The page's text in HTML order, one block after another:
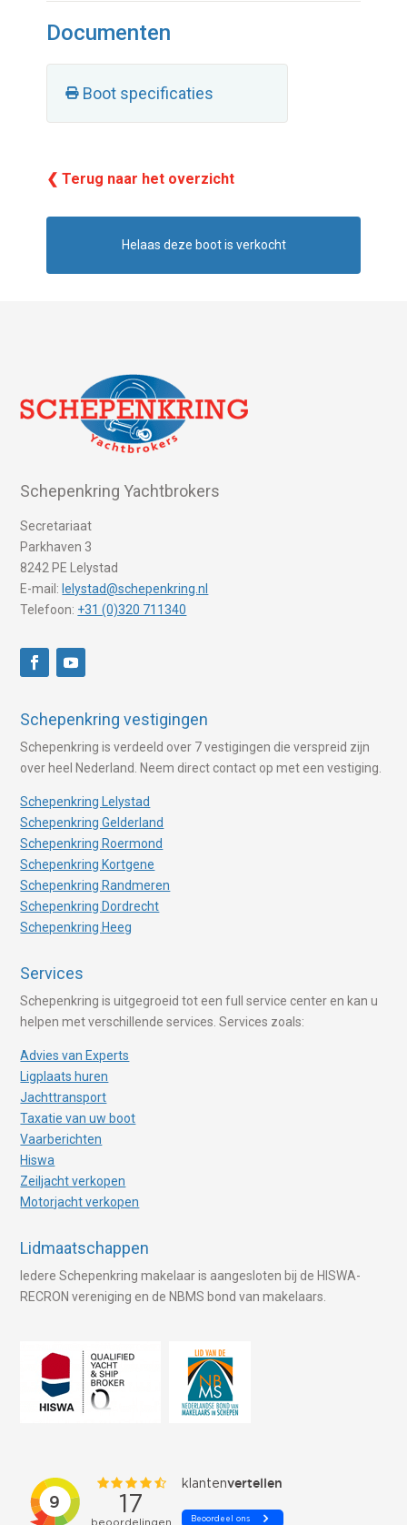
Documenten
Boot specificaties
❮ Terug naar het overzicht
Helaas deze boot is verkocht
Schepenkring Yachtbrokers
Secretariaat
Parkhaven 3
8242 PE Lelystad
E-mail: lelystad@schepenkring.nl
Telefoon: +31 (0)320 711340
Schepenkring vestigingen
Schepenkring is verdeeld over 7 vestigingen die verspreid zijn
over heel Nederland. Neem direct contact op met een vestiging.
Schepenkring Lelystad
Schepenkring Gelderland
Schepenkring Roermond
Schepenkring Kortgene
Schepenkring Randmeren
Schepenkring Dordrecht
Schepenkring Heeg
Services
Schepenkring is uitgegroeid tot een full service center en kan u
helpen met verschillende services. Services zoals:
Advies van Experts
Ligplaats huren
Jachttransport
Taxatie van uw boot
Vaarberichten
Hiswa
Zeiljacht verkopen
Motorjacht verkopen
Lidmaatschappen
Iedere Schepenkring makelaar is aangesloten bij de HISWA-
RECRON vereniging en de NBMS bond van makelaars.